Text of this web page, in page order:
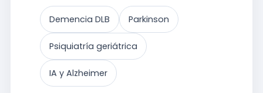
Demencia DLB Parkinson
Psiquiatría geriátrica
IA y Alzheimer